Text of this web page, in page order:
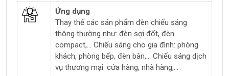
Ứng dụng
Thay thế các sản phẩm đèn chiếu sáng
thông thường như: đèn sợi đốt, đèn
compact,... Chiếu sáng cho gia đình: phòng
khách, phòng bếp, đèn bàn,... Chiếu sáng dịch
vụ thương mại: cửa hàng, nhà hàng,...